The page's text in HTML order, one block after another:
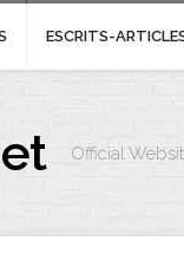
ESCRITS-
Official